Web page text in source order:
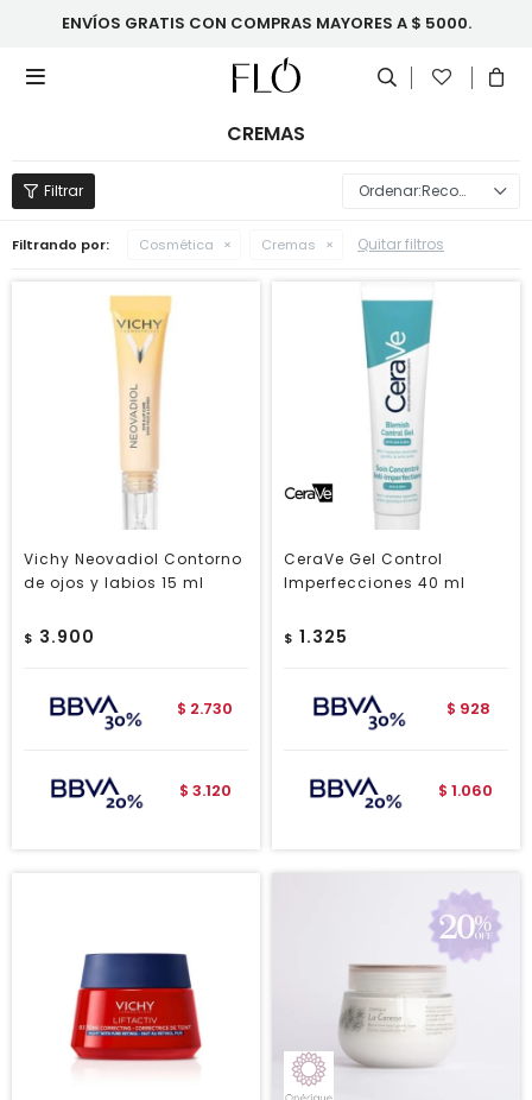
ENVÍOS GRATIS CON COMPRAS MAYORES A $ 5000.

CREMAS
Recomendados
Filtrando por: Cosmética Cremas Quitar filtros
Vichy Neovadiol Contorno
de ojos y labios 15 ml
$ 3.900
$ 2.730
$ 3.120
CeraVe Gel Control
Imperfecciones 40 ml
$ 1.325
$ 928
$ 1.060